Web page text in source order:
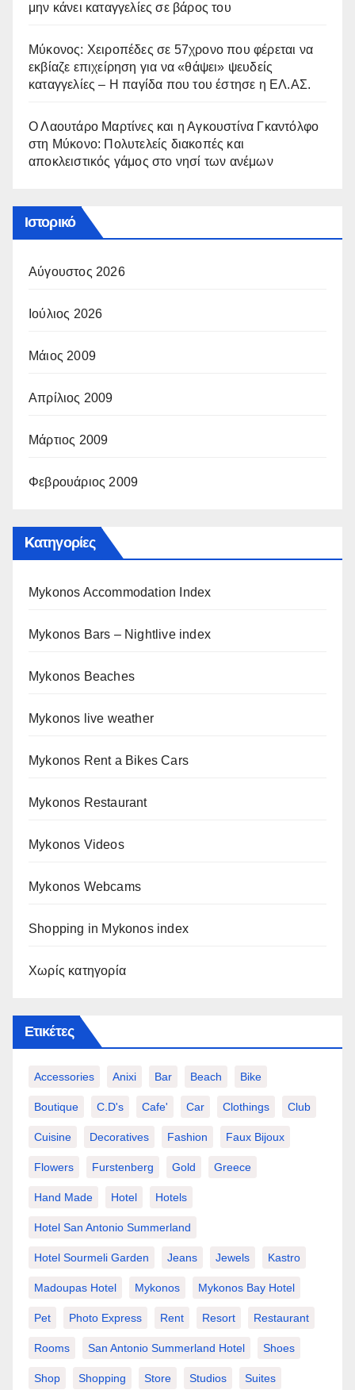
μην κάνει καταγγελίες σε βάρος του
Μύκονος: Χειροπέδες σε 57χρονο που φέρεται να
εκβίαζε επιχείρηση για να «θάψει» ψευδείς
καταγγελίες – Η παγίδα που του έστησε η ΕΛ.ΑΣ.
Ο Λαουτάρο Μαρτίνες και η Αγκουστίνα Γκαντόλφο
στη Μύκονο: Πολυτελείς διακοπές και
αποκλειστικός γάμος στο νησί των ανέμων
Ιστορικό
Αύγουστος 2026
Ιούλιος 2026
Μάιος 2009
Απρίλιος 2009
Μάρτιος 2009
Φεβρουάριος 2009
Kατηγορίες
Mykonos Accommodation Index
Mykonos Bars – Nightlive index
Mykonos Beaches
Mykonos live weather
Mykonos Rent a Bikes Cars
Mykonos Restaurant
Mykonos Videos
Mykonos Webcams
Shopping in Mykonos index
Χωρίς κατηγορία
Ετικέτες
Accessories Anixi Bar Beach Bike
Boutique C.d's Cafe' Car Clothings Club
Cuisine Decoratives Fashion Faux Bijoux
Flowers Furstenberg Gold Greece
Hand Made Hotel Hotels
Hotel San Antonio Summerland
Hotel Sourmeli Garden Jeans Jewels Kastro
Madoupas Hotel Mykonos Mykonos Bay Hotel
Pet Photo Express Rent Resort Restaurant
Rooms San Antonio Summerland Hotel Shoes
Shop Shopping Store Studios Suites